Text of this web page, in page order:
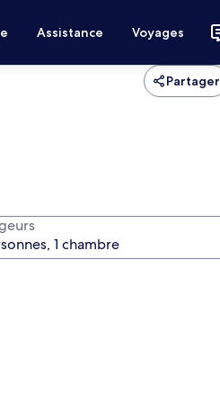
Assistance Voyages
Partager